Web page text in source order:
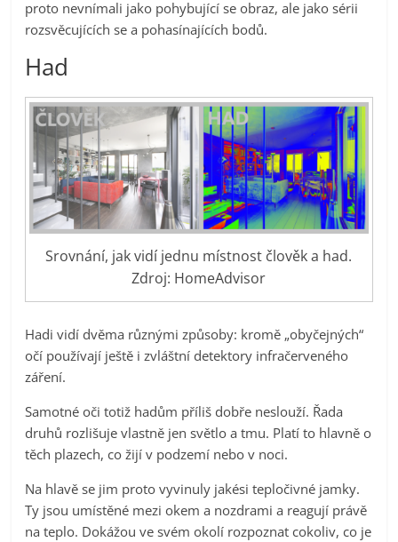
proto nevnímali jako pohybující se obraz, ale jako sérii
rozsvěcujících se a pohasínajících bodů.
Had
Srovnání, jak vidí jednu místnost člověk a had.
Zdroj: HomeAdvisor
Hadi vidí dvěma různými způsoby: kromě „obyčejných“
očí používají ještě i zvláštní detektory infračerveného
záření.
Samotné oči totiž hadům příliš dobře neslouží. Řada
druhů rozlišuje vlastně jen světlo a tmu. Platí to hlavně o
těch plazech, co žijí v podzemí nebo v noci.
Na hlavě se jim proto vyvinuly jakési tepločivné jamky.
Ty jsou umístěné mezi okem a nozdrami a reagují právě
na teplo. Dokážou ve svém okolí rozpoznat cokoliv, co je